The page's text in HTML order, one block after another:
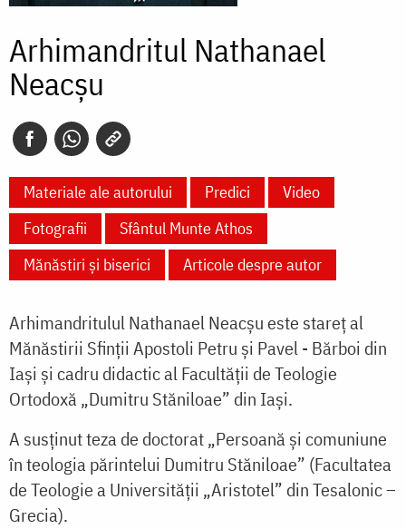
Arhimandritul Nathanael
Neacşu
Materiale ale autorului Predici
Video
Fotografii
Sfântul Munte Athos
Mănăstiri și biserici
Articole despre autor
Arhimandritulul Nathanael Neacșu este stareț al
Mănăstirii Sfinții Apostoli Petru și Pavel - Bărboi din
Iași și cadru didactic al Facultății de Teologie
Ortodoxă „Dumitru Stăniloae” din Iași.
A susținut teza de doctorat „Persoană și comuniune
în teologia părintelui Dumitru Stăniloae” (Facultatea
de Teologie a Universității „Aristotel” din Tesalonic –
Grecia).